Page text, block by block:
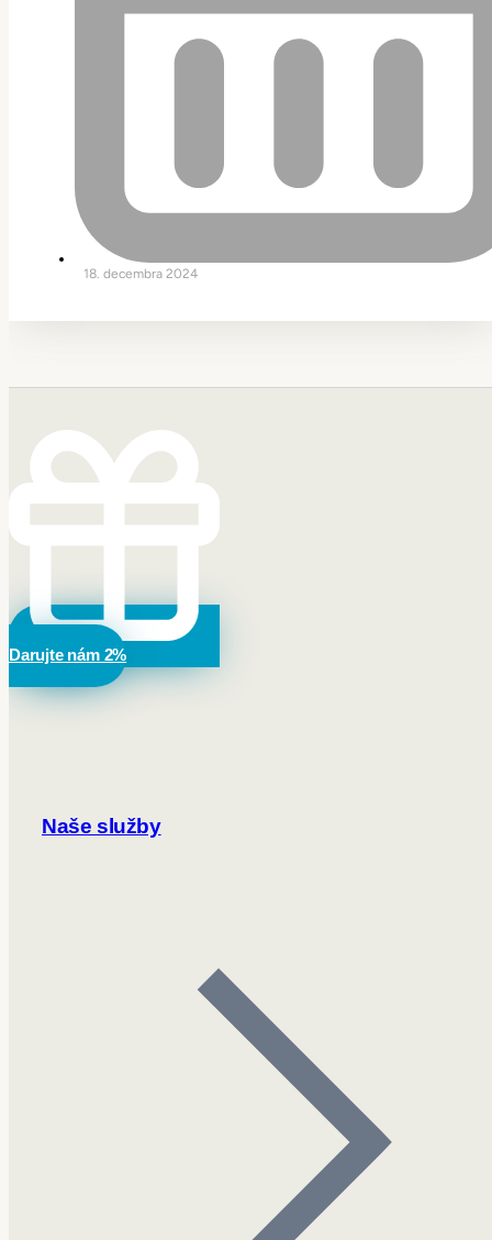
18. decembra 2024
Darujte nám 2%
Naše služby